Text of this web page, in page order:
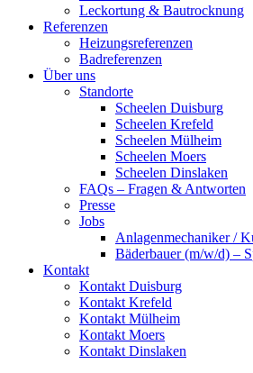
Leckortung & Bautrocknung
Referenzen
Heizungsreferenzen
Badreferenzen
Über uns
Standorte
Scheelen Duisburg
Scheelen Krefeld
Scheelen Mülheim
Scheelen Moers
Scheelen Dinslaken
FAQs – Fragen & Antworten
Presse
Jobs
Anlagenmechaniker /
Bäderbauer (m/w/d) –
Kontakt
Kontakt Duisburg
Kontakt Krefeld
Kontakt Mülheim
Kontakt Moers
Kontakt Dinslaken